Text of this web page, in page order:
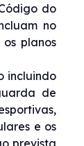
do
no
planos
incluindo
de
e os
prevista